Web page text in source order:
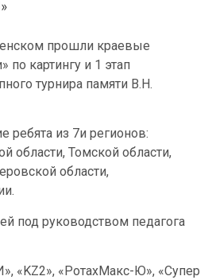
прошли краевые
по картингу и 1 этап
турнира памяти В.Н.
ребята из 7и регионов:
области, Томской области,
области,
под руководством педагога
«KZ2», «РотахМакс-Ю», «Супер